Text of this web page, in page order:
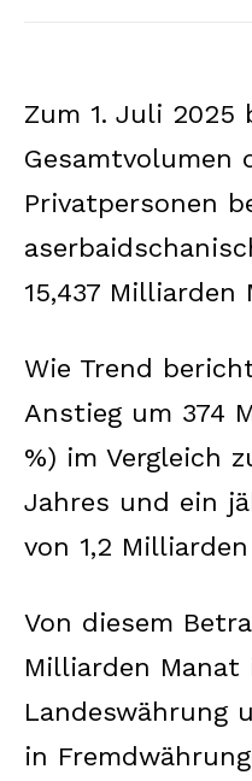
Zum 1. Juli 2025
Gesamtvolumen
Privatpersonen
15,437 Milliarden
Wie Trend
Anstieg um 374
%) im Vergleich
Jahres und ein
von 1,2
Von diesem
Milliarden Manat
Landeswährung
in